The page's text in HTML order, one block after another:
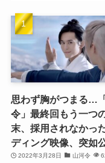
思わず胸がつまる…
令」最終回もう一つ
末、採用されなかっ
ディング映像、突如
2022年3月28日 山河令